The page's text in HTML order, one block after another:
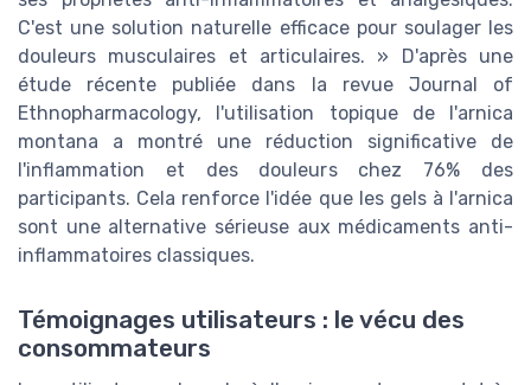
C'est une solution naturelle efficace pour soulager les
douleurs musculaires et articulaires. » D'après une
étude récente publiée dans la revue Journal of
Ethnopharmacology, l'utilisation topique de l'arnica
montana a montré une réduction significative de
l'inflammation et des douleurs chez 76% des
participants. Cela renforce l'idée que les gels à l'arnica
sont une alternative sérieuse aux médicaments anti-
inflammatoires classiques.
Témoignages utilisateurs : le vécu des
consommateurs